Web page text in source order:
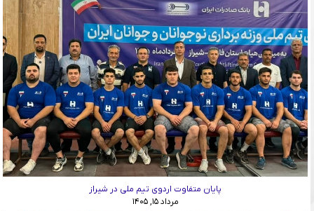
پایان متفاوت اردوی تیم ملی در شیراز
مرداد ۱۵, ۱۴۰۵